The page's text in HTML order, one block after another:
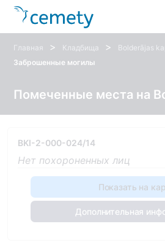
Главная > Кладбища > Bolderājas
Заброшенные могилы
Помеченные места на
BKI-2-000-024/14
Нет похороненных лиц
Показать на
Дополнительная